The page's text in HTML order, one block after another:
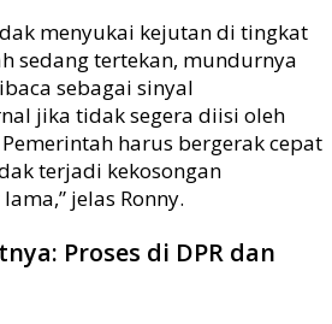
menyukai kejutan di tingkat
sedang tertekan, mundurnya
sebagai sinyal
jika tidak segera diisi oleh
harus bergerak cepat
terjadi kekosongan
jelas Ronny.
Proses di DPR dan